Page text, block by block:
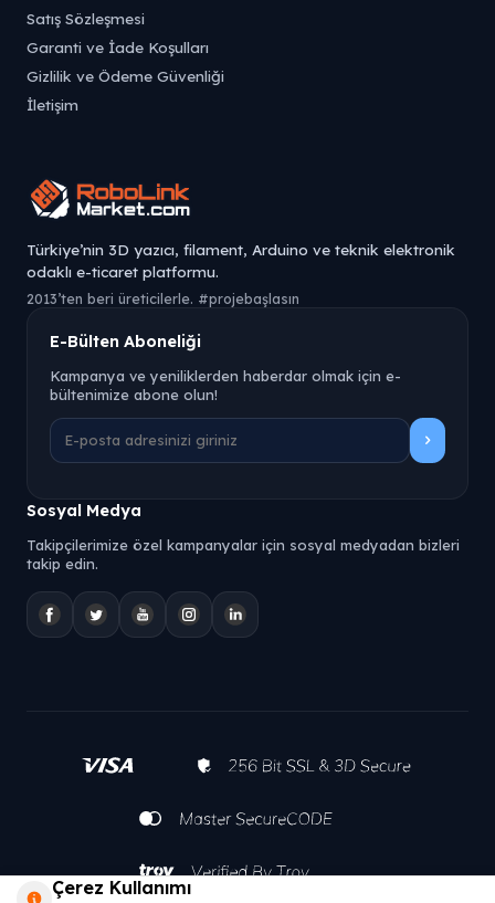
Satış Sözleşmesi
Garanti ve İade Koşulları
Gizlilik ve Ödeme Güvenliği
İletişim
Türkiye’nin 3D yazıcı, filament, Arduino ve teknik elektronik
odaklı e-ticaret platformu.
2013’ten beri üreticilerle. #projebaşlasın
E-Bülten Aboneliği
Kampanya ve yeniliklerden haberdar olmak için e-
bültenimize abone olun!
Sosyal Medya
Takipçilerimize özel kampanyalar için sosyal medyadan bizleri
takip edin.
Çerez Kullanımı